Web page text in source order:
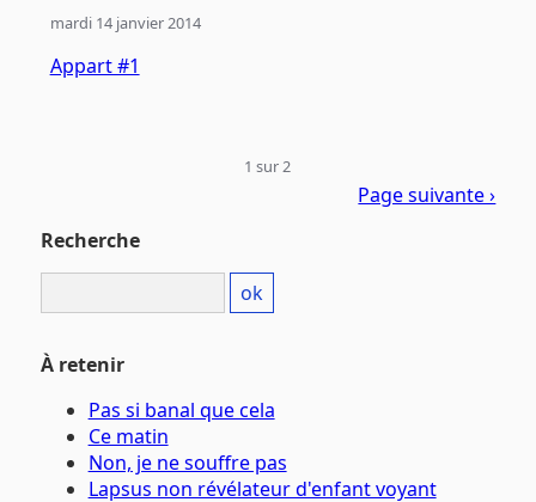
Appart #1
mardi 14 janvier 2014
1 sur 2
Page suivante ›
Recherche
À retenir
Pas si banal que cela
Ce matin
Non, je ne souffre pas
Lapsus non révélateur d'enfant voyant